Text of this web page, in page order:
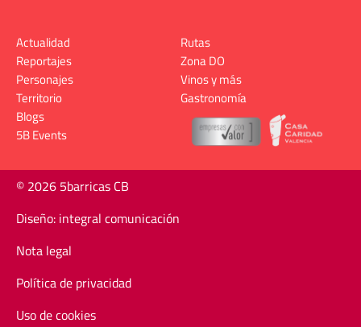
Actualidad
Reportajes
Personajes
Territorio
Rutas
Zona DO
Vinos y más
Gastronomía
Blogs
5B Events
© 2026 5barricas CB
Diseño: integral comunicación
Nota legal
Política de privacidad
Uso de cookies